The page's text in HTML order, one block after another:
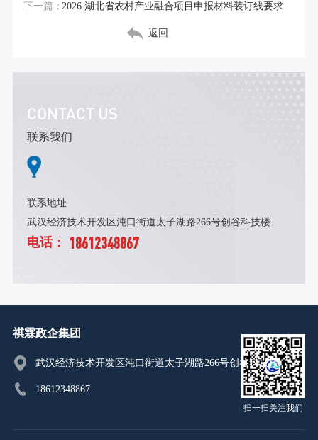
下一篇：2026 湖北省农村产业融合项目申报材料装订线要求
返回
CONTACT US
联系我们
联系地址
武汉经济技术开发区沌口街道太子湖路266号创谷科技楼
电话： 18612348867
扫一扫关注我们
祺霖政企集团
武汉经济技术开发区沌口街道太子湖路266号创谷科技楼
18612348867